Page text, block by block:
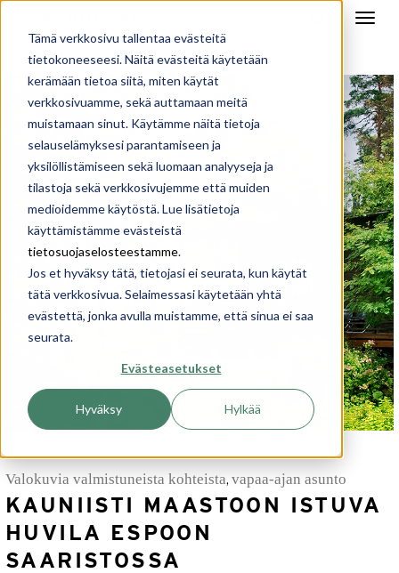
Tämä verkkosivu tallentaa evästeitä
tietokoneeseesi. Näitä evästeitä käytetään
kerämään tietoa siitä, miten käytät
verkkosivuamme, sekä auttamaan meitä
muistamaan sinut. Käytämme näitä tietoja
selauselämyksesi parantamiseen ja
yksilöllistämiseen sekä luomaan analyyseja ja
tilastoja sekä verkkosivujemme että muiden
medioidemme käytöstä. Lue lisätietoja
käyttämistämme evästeistä
tietosuojaselosteestamme.
Jos et hyväksy tätä, tietojasi ei seurata, kun käytät
tätä verkkosivua. Selaimessasi käytetään yhtä
evästettä, jonka avulla muistamme, että sinua ei saa
seurata.
Evästeasetukset
Hyväksy Hylkää
Valokuvia valmistuneista kohteista, vapaa-ajan asunto
KAUNIISTI MAASTOON ISTUVA
HUVILA ESPOON
SAARISTOSSA